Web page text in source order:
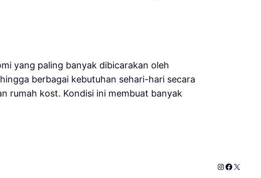
yang paling banyak dibicarakan oleh
berbagai kebutuhan sehari-hari secara
rumah kost. Kondisi ini membuat banyak
Instagram
X